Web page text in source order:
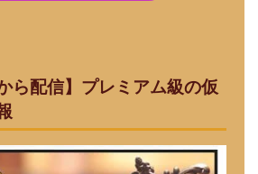
ら配信】プレミアム級の仮